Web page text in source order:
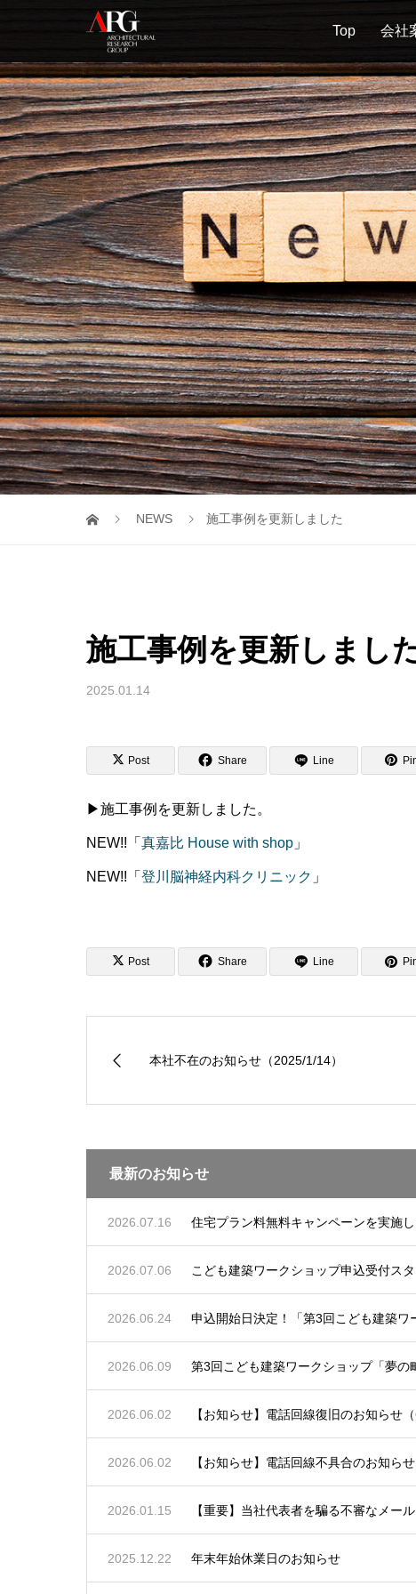
Top 会社
NEWS 施工事例を更新しました
施工事例を更新しまし
2025.01.14
Post Share Line
▶施工事例を更新しました。
NEW!!「 真嘉比 House with shop 」
NEW!!「 登川脳神経内科クリニック 」
Post Share Line
本社不在のお知らせ（2025/1/14）
最新のお知らせ
2026.07.16 住宅プラン料無料キャンペーンを実施
2026.07.06 こども建築ワークショップ申込受付スタ
2026.06.24 申込開始日決定！「第3回こども建築ワ
2026.06.09 第3回こども建築ワークショップ「夢
2026.06.02 【お知らせ】電話回線復旧のお知らせ
2026.06.02 【お知らせ】電話回線不具合のお知ら
2026.01.15 【重要】当社代表者を騙る不審なメー
2025.12.22 年末年始休業日のお知らせ